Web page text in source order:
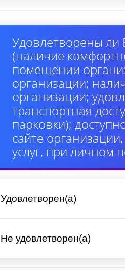
Удовлетворены ли
(наличие
помещении
организации;
организации;
транспортная
парковки);
сайте
услуг, при личном
Удовлетворен(а)
Не удовлетворен(а)